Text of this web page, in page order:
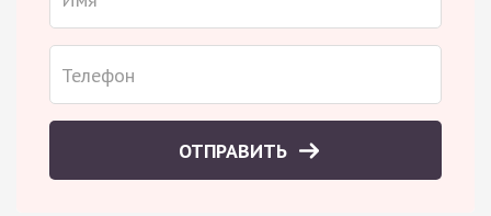
ОТПРАВИТЬ